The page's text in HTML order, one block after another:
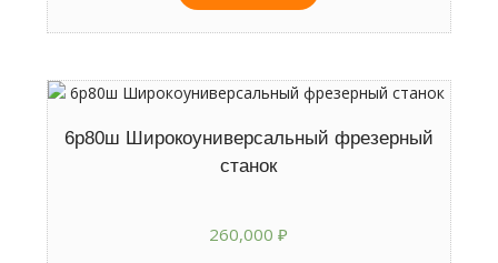
6р80ш Широкоуниверсальный фрезерный
станок
260,000₽